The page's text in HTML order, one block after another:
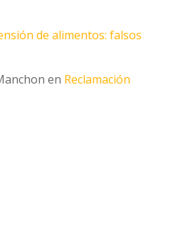
de alimentos: falsos
en Reclamación